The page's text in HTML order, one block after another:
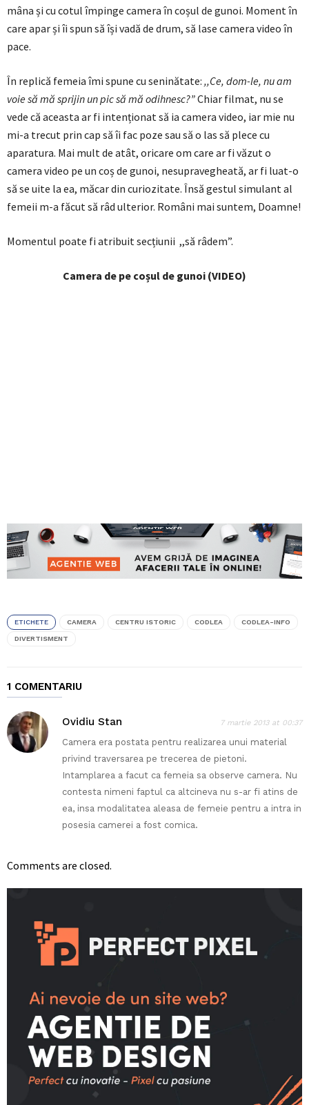
mâna și cu cotul împinge camera în coșul de gunoi. Moment în
care apar și îi spun să își vadă de drum, să lase camera video în
pace.
În replică femeia îmi spune cu seninătate: ,,Ce, dom-le, nu am
voie să mă sprijin un pic să mă odihnesc?”Chiar filmat, nu se
vede că aceasta ar fi intenționat să ia camera video, iar mie nu
mi-a trecut prin cap să îi fac poze sau să o las să plece cu
aparatura. Mai mult de atât, oricare om care ar fi văzut o
camera video pe un coș de gunoi, nesupravegheată, ar fi luat-o
să se uite la ea, măcar din curiozitate. Însă gestul simulant al
femeii m-a făcut să râd ulterior. Români mai suntem, Doamne!
Momentul poate fi atribuit secțiunii ,,să râdem”.
Camera de pe coșul de gunoi (VIDEO)
ETICHETE CAMERA CENTRU ISTORIC CODLEA CODLEA-INFO
DIVERTISMENT
1 COMENTARIU
Ovidiu Stan 7 martie 2013 at 00:37
Camera era postata pentru realizarea unui material
privind traversarea pe trecerea de pietoni.
Intamplarea a facut ca femeia sa observe camera. Nu
contesta nimeni faptul ca altcineva nu s-ar fi atins de
ea, insa modalitatea aleasa de femeie pentru a intra in
posesia camerei a fost comica.
Comments are closed.